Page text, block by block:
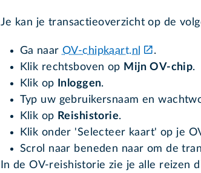
Je kan je transactieoverzicht op de
Ga naar OV-chipkaart.nl
.
Klik rechtsboven op Mijn OV-chip.
Klik op
Inloggen.
Typ uw gebruikersnaam en
Klik op Reishistorie.
Klik onder 'Selecteer kaart' op je
Scrol naar beneden naar om de
In de OV-reishistorie zie je alle reizen